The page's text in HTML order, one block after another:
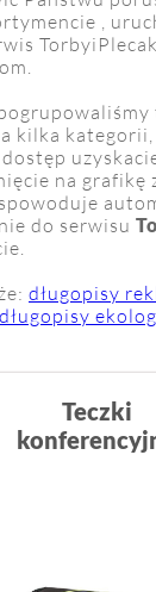
,
kilka
na grafikę
do serwisu
długopisy
długopisy
Teczki